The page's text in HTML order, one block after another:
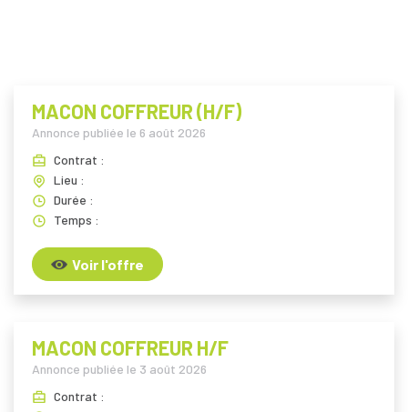
MACON COFFREUR (H/F)
Annonce publiée le 6 août 2026
Contrat :
Lieu :
Durée :
Temps :
Voir l'offre
MACON COFFREUR H/F
Annonce publiée le 3 août 2026
Contrat :